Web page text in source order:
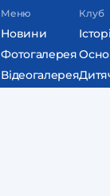
Меню
Новини
Фотогалерея
Відеогалерея
Клуб